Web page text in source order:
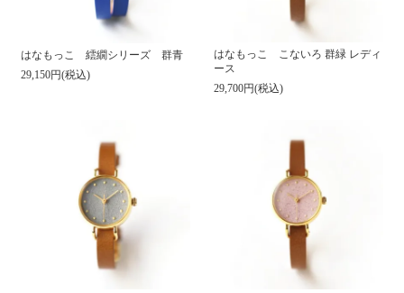
はなもっこ 繧繝シリーズ 群青
29,150円(税込)
はなもっこ こないろ 群緑 レディ
ース
29,700円(税込)